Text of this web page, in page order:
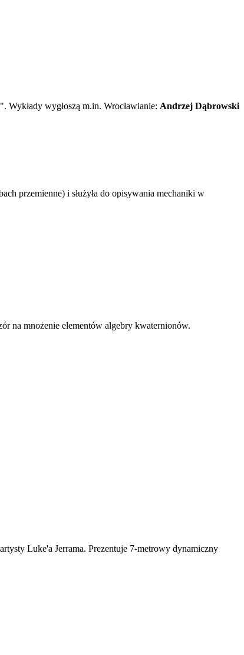
wygłoszą m.in. Wrocławianie: Andrzej Dąbrowski
przemienne) i służyła do opisywania mechaniki w
na mnożenie elementów algebry kwaternionów.
Luke'a Jerrama. Prezentuje 7-metrowy dynamiczny